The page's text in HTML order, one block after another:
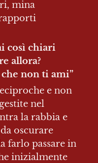
mina
così chiari
allora?
non ti ami”
e non
nel
la rabbia e
oscurare
farlo passare in
inizialmente